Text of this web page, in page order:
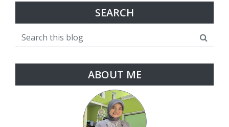
SEARCH
ABOUT ME